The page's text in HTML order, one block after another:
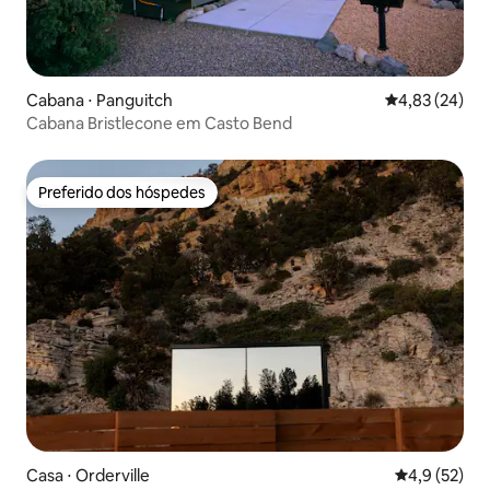
Cabana ⋅ Panguitch 4,83 de uma
4,83 (24)
Cabana Bristlecone em Casto Bend
Preferido dos hóspedes
Preferido dos hóspedes
Casa ⋅ Orderville 4,9 de uma
4,9 (52)